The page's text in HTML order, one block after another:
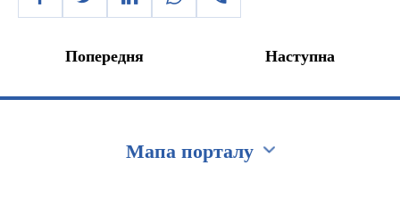
Попередня Наступна
Мапа порталу